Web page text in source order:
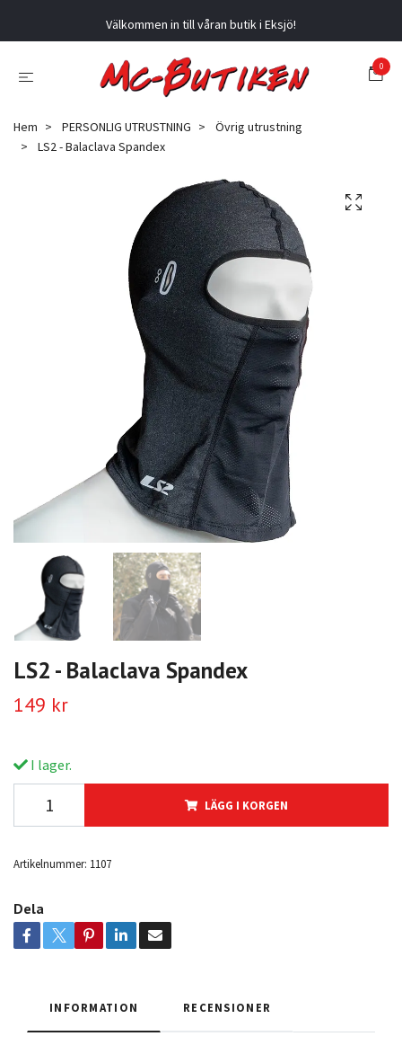
Välkommen in till våran butik i Eksjö!
0
Hem PERSONLIG UTRUSTNING
Övrig utrustning
LS2 - Balaclava Spandex
LS2 - Balaclava Spandex
149 kr
I lager.
LÄGG I KORGEN
Artikelnummer: 1107
Dela
INFORMATION RECENSIONER